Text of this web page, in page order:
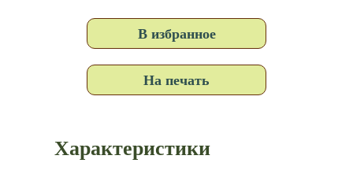
В избранное
На печать
Характеристики